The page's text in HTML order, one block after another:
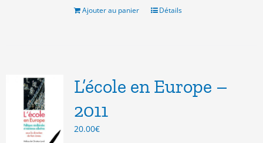
Ajouter au panier Détails
L’école en Europe –
2011
20.00€